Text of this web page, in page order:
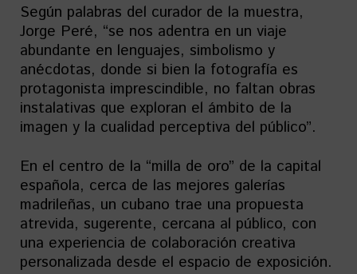
Según palabras del curador de la muestra,
Jorge Peré, “se nos adentra en un viaje
abundante en lenguajes, simbolismo y
anécdotas, donde si bien la fotografía es
protagonista imprescindible, no faltan obras
instalativas que exploran el ámbito de la
imagen y la cualidad perceptiva del público”.
En el centro de la “milla de oro” de la capital
española, cerca de las mejores galerías
madrileñas, un cubano trae una propuesta
atrevida, sugerente, cercana al público, con
una experiencia de colaboración creativa
personalizada desde el espacio de exposición.